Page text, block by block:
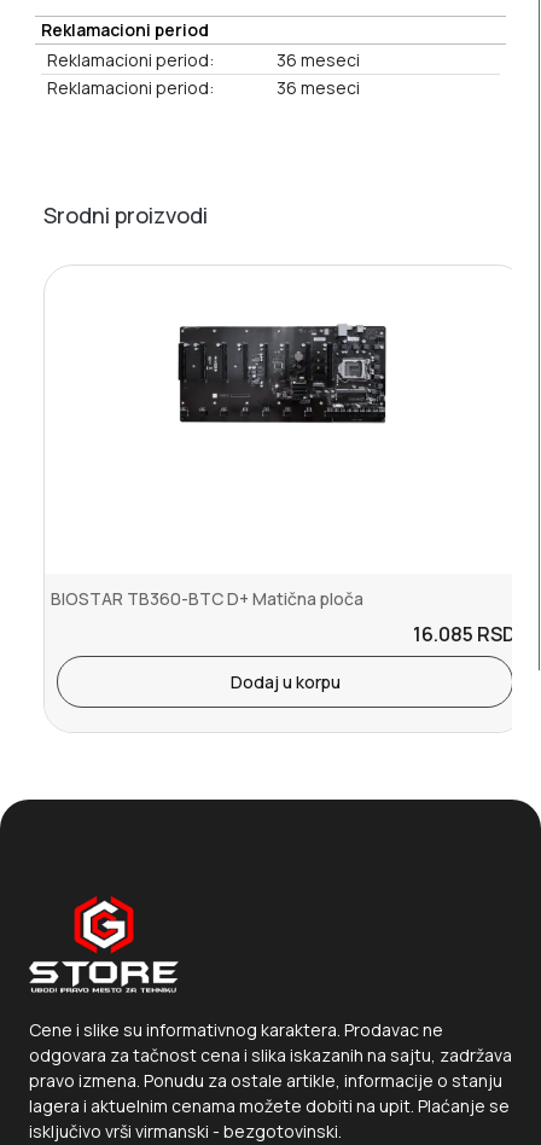
Reklamacioni period
Reklamacioni period:
36 meseci
Reklamacioni period:
36 meseci
Srodni proizvodi
BIOSTAR TB360-BTC D+ Matična ploča
16.085 RSD.
Dodaj u korpu
Cene i slike su informativnog karaktera. Prodavac ne
odgovara za tačnost cena i slika iskazanih na sajtu, zadržava
pravo izmena. Ponudu za ostale artikle, informacije o stanju
lagera i aktuelnim cenama možete dobiti na upit. Plaćanje se
isključivo vrši virmanski - bezgotovinski.